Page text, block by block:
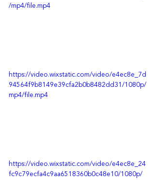
/mp4/file.mp4
https://video.wixstatic.com/video/e4ec8e_7d
94564f9b8149e39cfa2b0b8482dd31/1080p/
mp4/file.mp4
https://video.wixstatic.com/video/e4ec8e_24
fc9c79ecfa4c9aa6518360b0c48e10/1080p/